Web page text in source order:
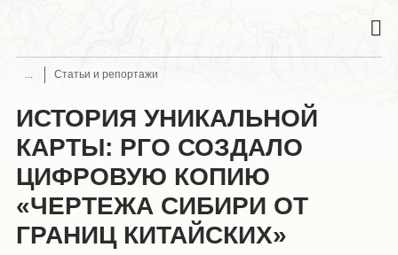
Статьи и репортажи
ИСТОРИЯ УНИКАЛЬНОЙ
КАРТЫ: РГО СОЗДАЛО
ЦИФРОВУЮ КОПИЮ
«ЧЕРТЕЖА СИБИРИ ОТ
ГРАНИЦ КИТАЙСКИХ»